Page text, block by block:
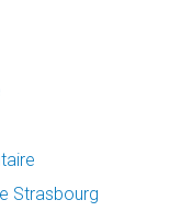
Strasbourg